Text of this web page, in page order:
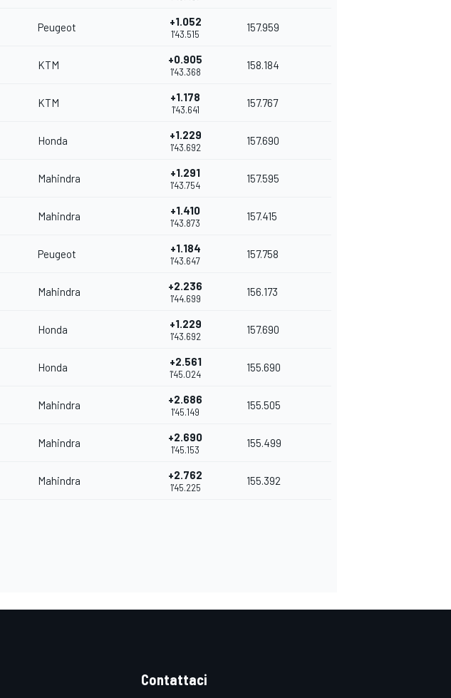
Peugeot +1.052
1'43.515
157.959
KTM +0.905
1'43.368
158.184
KTM +1.178
1'43.641
157.767
Honda +1.229
1'43.692
157.690
Mahindra +1.291
1'43.754
157.595
Mahindra +1.410
1'43.873
157.415
Peugeot +1.184
1'43.647
157.758
Mahindra +2.236
1'44.699
156.173
Honda +1.229
1'43.692
157.690
Honda +2.561
1'45.024
155.690
Mahindra +2.686
1'45.149
155.505
Mahindra +2.690
1'45.153
155.499
Mahindra +2.762
1'45.225
155.392
Contattaci